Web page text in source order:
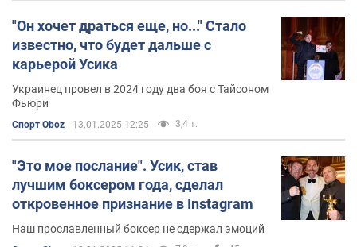
"Он хочет драться еще, но..." Стало
известно, что будет дальше с
карьерой Усика
Украинец провел в 2024 году два боя с Тайсоном
Фьюри
Спорт Oboz 13.01.2025 12:25 3,4 т.
"Это мое послание". Усик, став
лучшим боксером года, сделал
откровенное признание в Instagram
Наш прославленный боксер не сдержал эмоций